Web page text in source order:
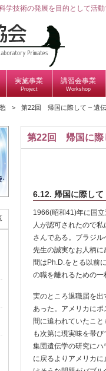
学技術の発展を目的として活
実施事業
Project
講習会事業
Workshop
第22回 帰国に際して – 遺
第22回 帰国に際
6.12. 帰国に際して
1966(昭和41)年に国
人が認可されたので
さんである。ブラジ
先生の誠実なお人柄
間はPh.D.をとる以前
の職を離れるための
実のところ退職届を
あった。アメリカに
間に追われていたこ
も次第に現実味を帯
集団遺伝学の研究に
に戻るよりアメリカ